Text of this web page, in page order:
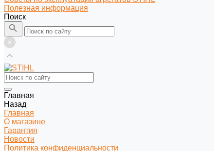
Полезная информация
Поиск
Главная
Назад
Главная
О магазине
Гарантия
Новости
Политика конфиденциальности